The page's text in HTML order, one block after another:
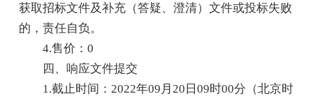
获取招标文件及补充（答疑、澄清）文件或投标失败
的，责任自负。
4.售价：0
四、响应文件提交
1.截止时间：2022年09月20日09时00分（北京时